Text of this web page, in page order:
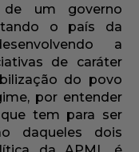
um governo
o país da
a
de caráter
do povo
por entender
tem para ser
daqueles dois